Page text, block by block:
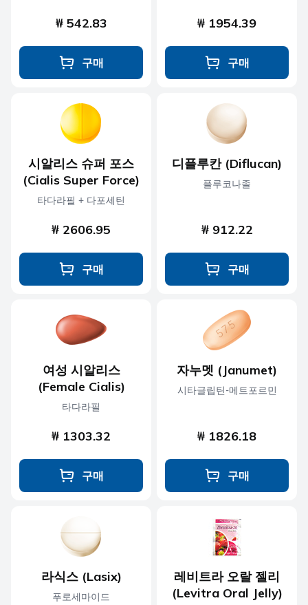
₩ 542.83
구매
₩ 1954.39
구매
시알리스 슈퍼 포스
(Cialis Super Force)
타다라필 + 다포세틴
₩ 2606.95
구매
디플루칸 (Diflucan)
플루코나졸
₩ 912.22
구매
여성 시알리스
(Female Cialis)
타다라필
₩ 1303.32
구매
자누멧 (Janumet)
시타글립틴-메트포르민
₩ 1826.18
구매
라식스 (Lasix)
푸로세마이드
레비트라 오랄 젤리
(Levitra Oral Jelly)